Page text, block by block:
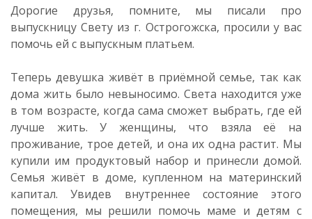
Дорогие друзья, помните, мы писали про
выпускницу Свету из г. Острогожска, просили у вас
помочь ей с выпускным платьем.
Теперь девушка живёт в приёмной семье, так как
дома жить было невыносимо. Света находится уже
в том возрасте, когда сама сможет выбрать, где ей
лучше жить. У женщины, что взяла её на
проживание, трое детей, и она их одна растит. Мы
купили им продуктовый набор и принесли домой.
Семья живёт в доме, купленном на материнский
капитал. Увидев внутреннее состояние этого
помещения, мы решили помочь маме и детям с